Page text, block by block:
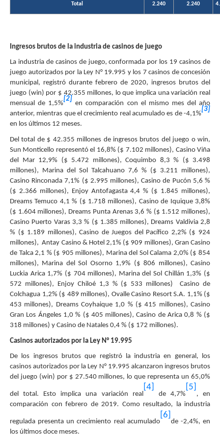
Total 2.240 2.240
Ingresos brutos de la industria de casinos de juego
La industria de casinos de juego, conformada por los 19 casinos de
juego autorizados por la Ley N° 19.995 y los 7 casinos de concesión
municipal, registró durante febrero de 2020, ingresos brutos del
juego (win) por $ 42.355 millones, lo que implica una variación real
mensual de 1,5%
[2]
en comparación con el mismo mes del año
anterior, mientras que el crecimiento real acumulado es de -4,1%
[3]
en los últimos 12 meses.
Del total de $ 42.355 millones de ingresos brutos del juego o win,
Sun Monticello representó el 16,8% ($ 7.102 millones), Casino Viña
del Mar 12,9% ($ 5.472 millones), Coquimbo 8,3 % ($ 3.498
millones), Marina del Sol Talcahuano 7,6 % ($ 3.211 millones),
Casino Rinconada 7,1% ($ 2.995 millones), Casino de Pucón 5,6 %
($ 2.366 millones), Enjoy Antofagasta 4,4 % ($ 1.845 millones),
Dreams Temuco 4,1 % ($ 1.718 millones), Casino de Iquique 3,8%
($ 1.604 millones), Dreams Punta Arenas 3,6 % ($ 1.512 millones),
Casino Puerto Varas 3,3 % ($ 1.385 millones), Dreams Valdivia 2,8
% ($ 1.189 millones), Casino de Juegos del Pacífico 2,2% ($ 924
millones), Antay Casino & Hotel 2,1% ($ 909 millones), Gran Casino
de Talca 2,1 % ($ 905 millones), Marina del Sol Calama 2,0% ($ 854
millones), Marina del Sol Osorno 1,9% ($ 806 millones), Casino
Luckia Arica 1,7% ($ 704 millones), Marina del Sol Chillán 1,3% ($
572 millones), Enjoy Chiloé 1,3 % ($ 533 millones) Casino de
Colchagua 1,2% ($ 489 millones), Ovalle Casino Resort S.A. 1,1% ($
453 millones), Dreams Coyhaique 1,0 % ($ 415 millones), Casino
Gran Los Ángeles 1,0 % ($ 405 millones), Casino de Arica 0,8 % ($
318 millones) y Casino de Natales 0,4 % ($ 172 millones).
Casinos autorizados por la Ley N° 19.995
De los ingresos brutos que registró la industria en general, los
casinos autorizados por la Ley N° 19.995 alcanzaron ingresos brutos
del juego (win) por $ 27.540 millones, lo que representa un 65,0%
del total. Esto implica una variación real
[4]
de 4,7%
[5]
, en
comparación con febrero de 2019. Como resultado, la industria
regulada presenta un crecimiento real acumulado
[6]
de -2,4%, en
los últimos doce meses.